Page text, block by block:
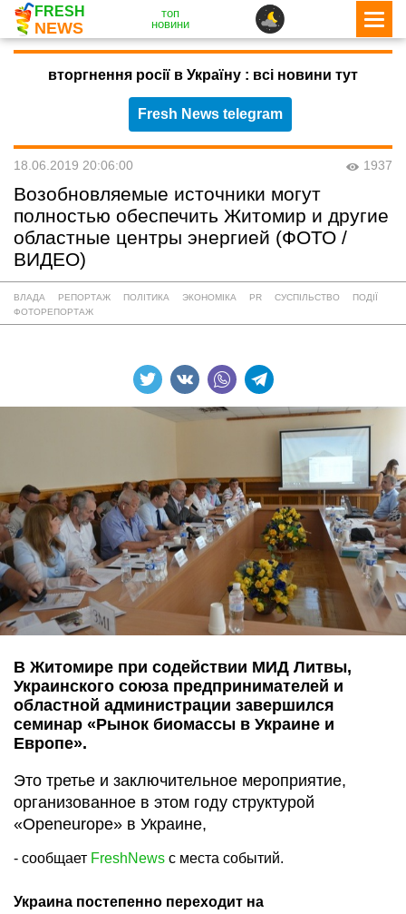
FRESH
NEWS
топ
новини
вторгнення росії в Україну : всі новини тут
Fresh News telegram
18.06.2019 20:06:00 1937
Возобновляемые источники могут
полностью обеспечить Житомир и другие
областные центры энергией (ФОТО /
ВИДЕО)
ВЛАДА РЕПОРТАЖ ПОЛІТИКА ЭКОНОМІКА PR СУСПІЛЬСТВО
ПОДІЇ
ФОТОРЕПОРТАЖ
В Житомире при содействии МИД Литвы,
Украинского союза предпринимателей и
областной администрации завершился
семинар «Рынок биомассы в Украине и
Европе».
Это третье и заключительное мероприятие,
организованное в этом году структурой
«Openeurope» в Украине,
- сообщает FreshNews с места событий.
Украина постепенно переходит на